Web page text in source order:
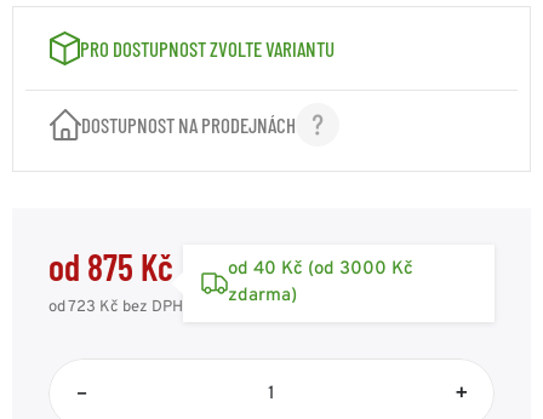
PRO DOSTUPNOST ZVOLTE VARIANTU
DOSTUPNOST NA PRODEJNÁCH
od 875 Kč
od 723 Kč bez DPH
od 40 Kč (od 3000 Kč
zdarma)
– +